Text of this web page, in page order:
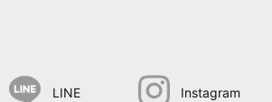
LINE Instagram